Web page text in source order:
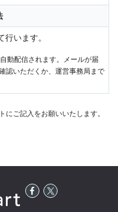
います。
動配信されます。メールが届
認いただくか、運営事務局まで
ご記入をお願いいたします。